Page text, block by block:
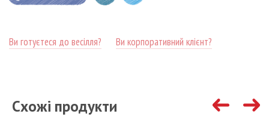
Ви готуєтеся до весілля? Ви корпоративний клієнт?
Схожі продукти